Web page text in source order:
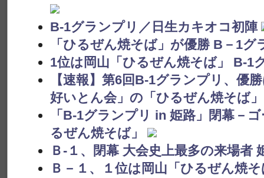
B-1グランプリ／日生カキオコ初陣
「ひるぜん焼そば」が優勝 B－1グ
1位は岡山「ひるぜん焼そば」 B-1
【速報】第6回B-1グランプリ、優
好いとん会」の「ひるぜん焼そば
「B-1グランプリ in 姫路」閉幕－
るぜん焼そば」
Ｂ-１、閉幕 大会史上最多の来場者
Ｂ－１、１位は岡山「ひるぜん焼